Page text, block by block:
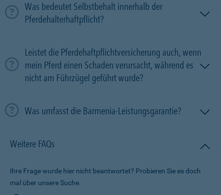
Was bedeutet Selbstbehalt innerhalb der
Pferdehalterhaftpflicht?
Leistet die Pferdehaftpflichtversicherung auch, wenn
mein Pferd einen Schaden verursacht, während es
nicht am Führzügel geführt wurde?
Was umfasst die Barmenia-Leistungsgarantie?
Weitere FAQs
Ihre Frage wurde hier nicht beantwortet? Probieren Sie es doch
mal über unsere Suche.